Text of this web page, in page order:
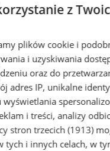
z
plików cookie i
i uzyskiwania
oraz do
adres IP, unikalne
wyświetlania
i treści, analizy
stron trzecich (1913)
tych i innych celach, w